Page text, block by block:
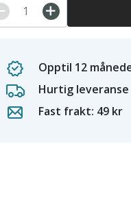
Opptil 12
Hurtig leveranse
Fast frakt: 49 kr